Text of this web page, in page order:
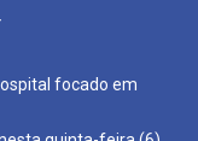
focado em